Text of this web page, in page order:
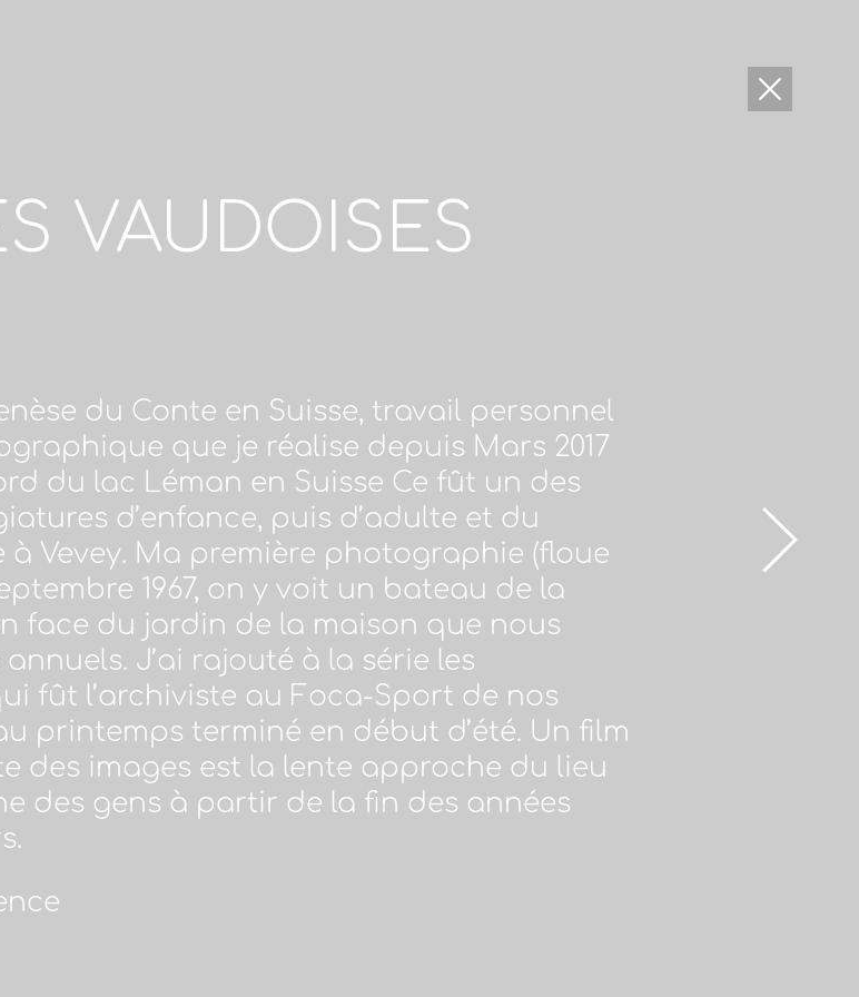
VAUDOISES
du Conte en Suisse, travail personnel
que je réalise depuis Mars 2017
du lac Léman en Suisse Ce fût un des
d’enfance, puis d’adulte et du
Vevey. Ma première photographie (floue
1967, on y voit un bateau de la
face du jardin de la maison que nous
J’ai rajouté à la série les
fût l’archiviste au Foca-Sport de nos
printemps terminé en début d’été. Un film
des images est la lente approche du lieu
des gens à partir de la fin des années